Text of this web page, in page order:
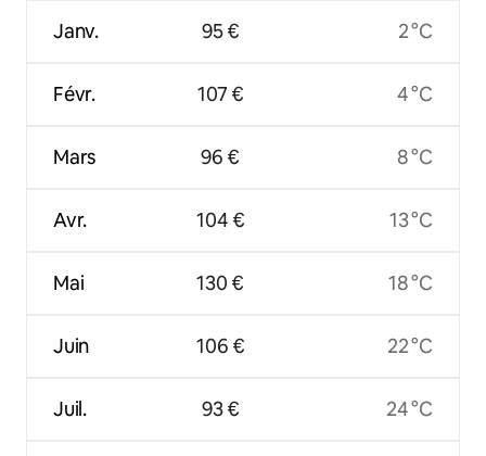
Janv.
Févr.
Mars
Avr.
Mai
Juin
Juil.
95 €
107 €
96 €
104 €
130 €
106 €
93 €
2 °C
4 °C
8 °C
13 °C
18 °C
22 °C
24 °C